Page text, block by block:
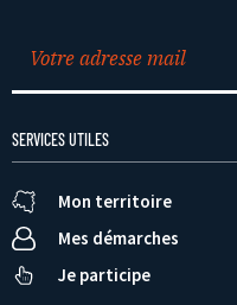
SERVICES UTILES
Mon territoire
Mes démarches
Je participe